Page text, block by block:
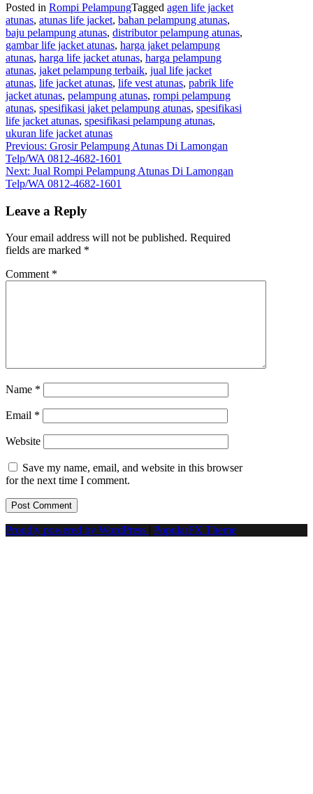
Posted in Rompi PelampungTagged agen life jacket
atunas, atunas life jacket, bahan pelampung atunas,
baju pelampung atunas, distributor pelampung atunas,
gambar life jacket atunas, harga jaket pelampung
atunas, harga life jacket atunas, harga pelampung
atunas, jaket pelampung terbaik, jual life jacket
atunas, life jacket atunas, life vest atunas, pabrik life
jacket atunas, pelampung atunas, rompi pelampung
atunas, spesifikasi jaket pelampung atunas, spesifikasi
life jacket atunas, spesifikasi pelampung atunas,
ukuran life jacket atunas
Post
navigation
Previous: Grosir Pelampung Atunas Di Lamongan
Telp/WA 0812-4682-1601
Next: Jual Rompi Pelampung Atunas Di Lamongan
Telp/WA 0812-4682-1601
Leave a Reply
Your email address will not be published. Required
fields are marked *
Comment *
Name *
Email *
Website
Save my name, email, and website in this browser
for the next time I comment.
Proudly powered by WordPress PopularFX Theme